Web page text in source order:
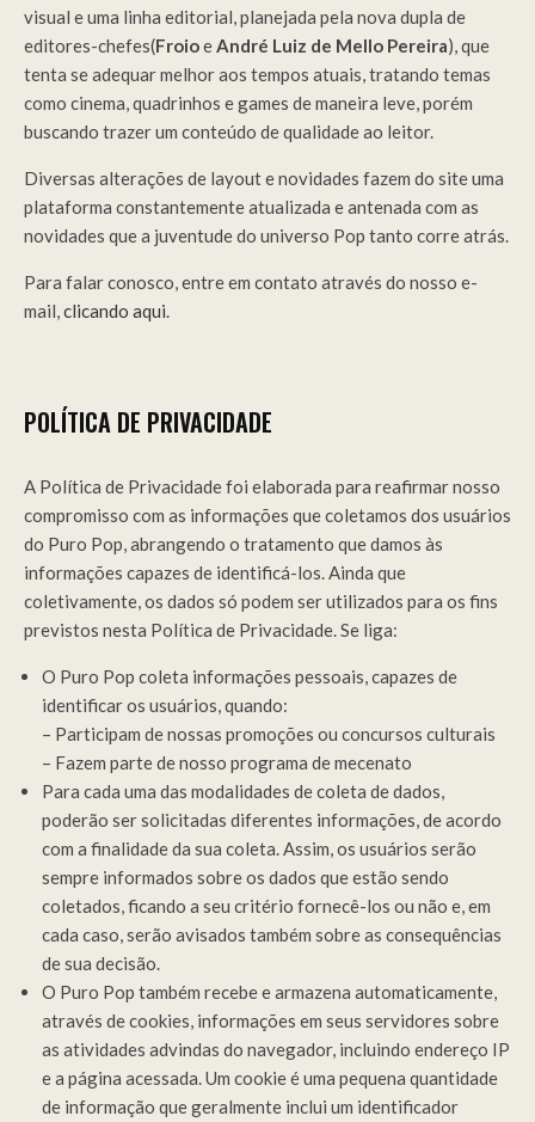
visual e uma linha editorial, planejada pela nova dupla de
editores-chefes(FroioeAndré Luiz de Mello Pereira), que
tenta se adequar melhor aos tempos atuais, tratando temas
como cinema, quadrinhos e games de maneira leve, porém
buscando trazer um conteúdo de qualidade ao leitor.
Diversas alterações de layout e novidades fazem do site uma
plataforma constantemente atualizada e antenada com as
novidades que a juventude do universo Pop tanto corre atrás.
Para falar conosco, entre em contato através do nosso e-
mail,clicando aqui.
POLÍTICA DE PRIVACIDADE
A Política de Privacidade foi elaborada para reafirmar nosso
compromisso com as informações que coletamos dos usuários
do Puro Pop, abrangendo o tratamento que damos às
informações capazes de identificá-los. Ainda que
coletivamente, os dados só podem ser utilizados para os fins
previstos nesta Política de Privacidade. Se liga:
O Puro Pop coleta informações pessoais, capazes de
identificar os usuários, quando:
– Participam de nossas promoções ou concursos culturais
– Fazem parte de nosso programa de mecenato
Para cada uma das modalidades de coleta de dados,
poderão ser solicitadas diferentes informações, de acordo
com a finalidade da sua coleta. Assim, os usuários serão
sempre informados sobre os dados que estão sendo
coletados, ficando a seu critério fornecê-los ou não e, em
cada caso, serão avisados também sobre as consequências
de sua decisão.
O Puro Pop também recebe e armazena automaticamente,
através de cookies, informações em seus servidores sobre
as atividades advindas do navegador, incluindo endereço IP
e a página acessada. Um cookie é uma pequena quantidade
de informação que geralmente inclui um identificador